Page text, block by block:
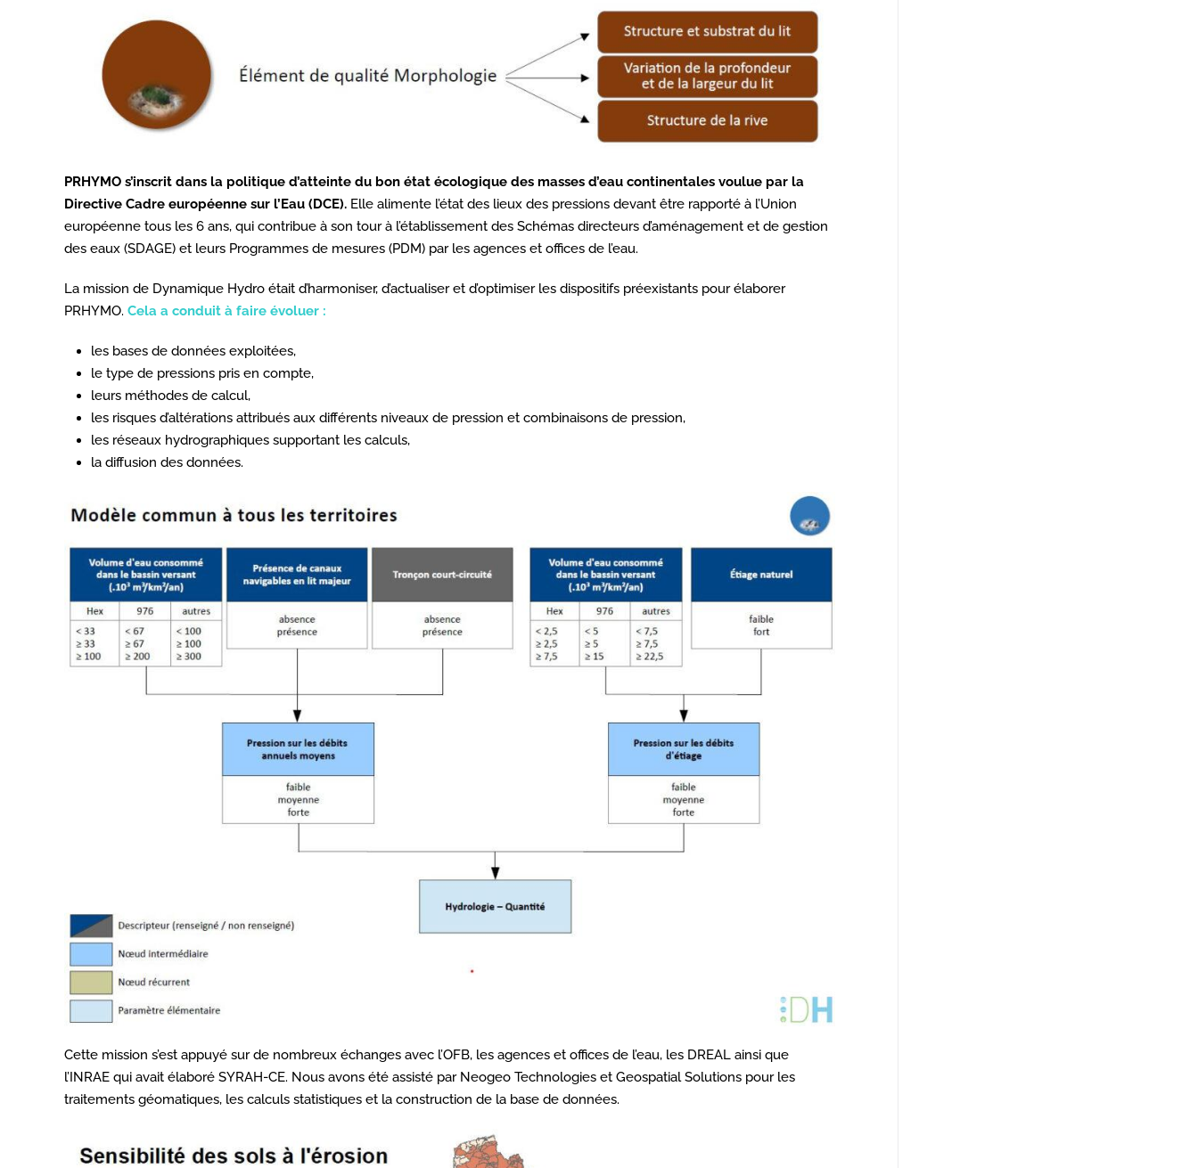
PRHYMO s’inscrit dans la politique d’atteinte du bon état écologique des masses d’eau continentales voulue par la
Directive Cadre européenne sur l’Eau (DCE). Elle alimente l’état des lieux des pressions devant être rapporté à l’Union
européenne tous les 6 ans, qui contribue à son tour à l’établissement des Schémas directeurs d’aménagement et de gestion
des eaux (SDAGE) et leurs Programmes de mesures (PDM) par les agences et offices de l’eau.
La mission de Dynamique Hydro était d’harmoniser, d’actualiser et d’optimiser les dispositifs préexistants pour élaborer
PRHYMO. Cela a conduit à faire évoluer :
les bases de données exploitées,
le type de pressions pris en compte,
leurs méthodes de calcul,
les risques d’altérations attribués aux différents niveaux de pression et combinaisons de pression,
les réseaux hydrographiques supportant les calculs,
la diffusion des données.
Cette mission s’est appuyé sur de nombreux échanges avec l’OFB, les agences et offices de l’eau, les DREAL ainsi que
l’INRAE qui avait élaboré SYRAH-CE. Nous avons été assisté par Neogeo Technologies et Geospatial Solutions pour les
traitements géomatiques, les calculs statistiques et la construction de la base de données.